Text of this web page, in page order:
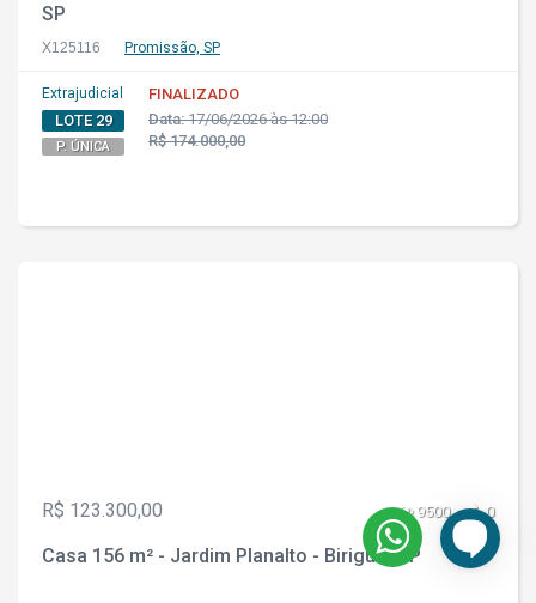
SP
X125116 Promissão, SP
Extrajudicial
LOTE 29
P. ÚNICA
FINALIZADO
Data:17/06/2026 às 12:00
R$ 174.000,00
R$ 123.300,00 9500 0
Casa 156 m² - Jardim Planalto - Birigui - SP